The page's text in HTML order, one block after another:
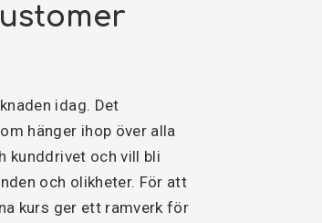
idag. Det
hänger ihop över alla
kunddrivet och vill bli
och olikheter. För att
kurs ger ett ramverk för